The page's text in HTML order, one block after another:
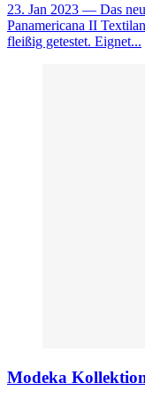
23. Jan 2023 — Das
Panamericana II
fleißig getestet. Eignet...
Modeka